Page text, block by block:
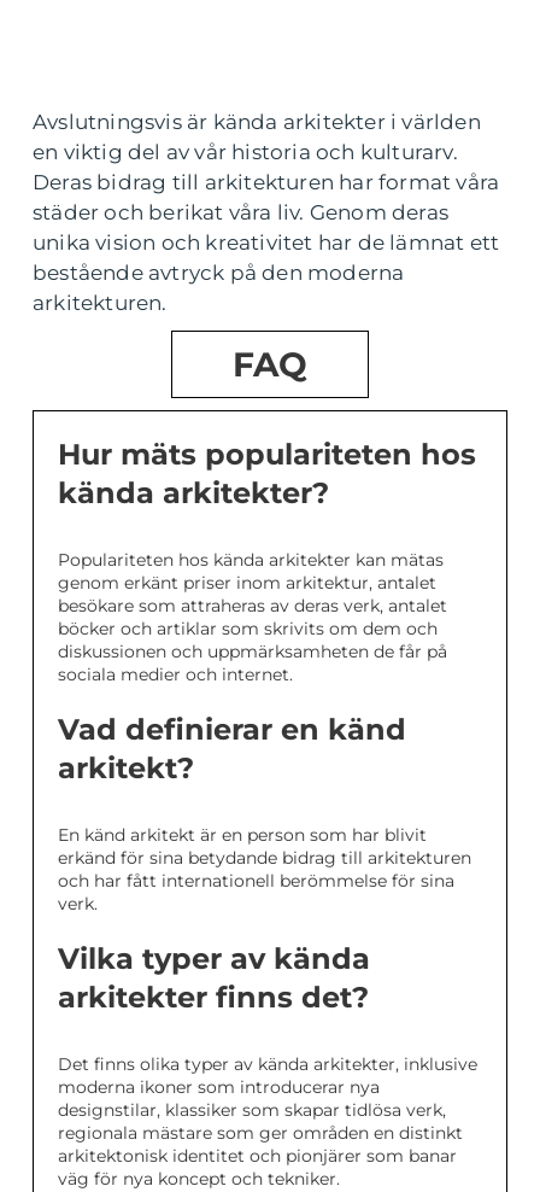
Avslutningsvis är kända arkitekter i världen
en viktig del av vår historia och kulturarv.
Deras bidrag till arkitekturen har format våra
städer och berikat våra liv. Genom deras
unika vision och kreativitet har de lämnat ett
bestående avtryck på den moderna
arkitekturen.
FAQ
Hur mäts populariteten hos
kända arkitekter?
Populariteten hos kända arkitekter kan mätas
genom erkänt priser inom arkitektur, antalet
besökare som attraheras av deras verk, antalet
böcker och artiklar som skrivits om dem och
diskussionen och uppmärksamheten de får på
sociala medier och internet.
Vad definierar en känd
arkitekt?
En känd arkitekt är en person som har blivit
erkänd för sina betydande bidrag till arkitekturen
och har fått internationell berömmelse för sina
verk.
Vilka typer av kända
arkitekter finns det?
Det finns olika typer av kända arkitekter, inklusive
moderna ikoner som introducerar nya
designstilar, klassiker som skapar tidlösa verk,
regionala mästare som ger områden en distinkt
arkitektonisk identitet och pionjärer som banar
väg för nya koncept och tekniker.